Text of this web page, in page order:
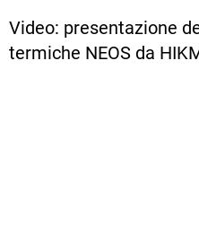
Video: presentazione
termiche NEOS da